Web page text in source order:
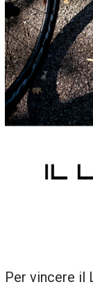
Per vincere il